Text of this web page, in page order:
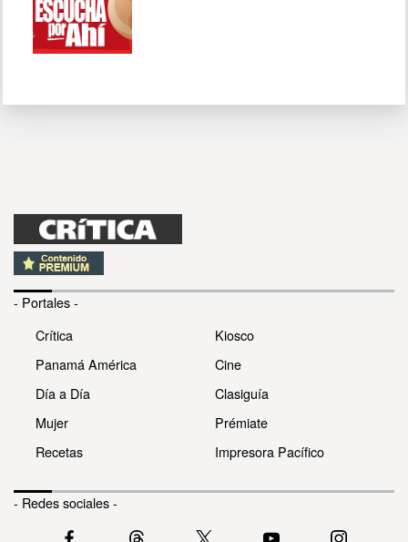
- Portales -
Crítica
Panamá América
Día a Día
Mujer
Recetas
Kiosco
Cine
Clasiguía
Prémiate
Impresora Pacífico
- Redes sociales -